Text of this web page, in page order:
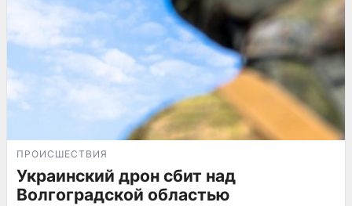
ПРОИСШЕСТВИЯ
Украинский дрон сбит над
Волгоградской областью